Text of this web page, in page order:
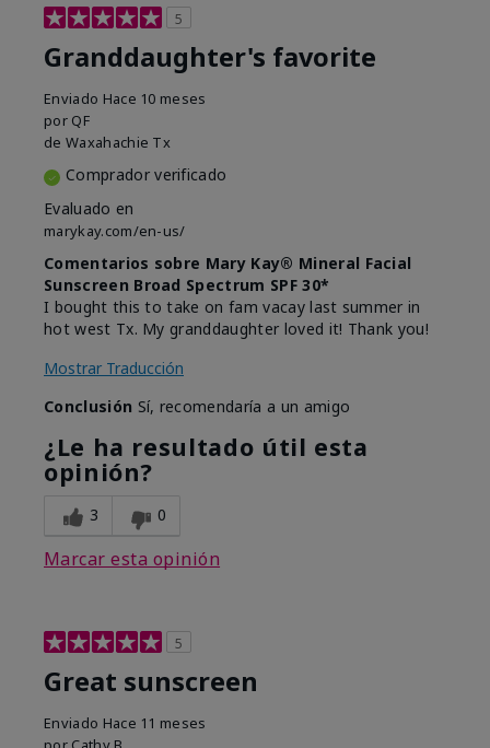
5
Granddaughter's favorite
Enviado Hace 10 meses
por QF
de Waxahachie Tx
Comprador verificado
Evaluado en
marykay.com/en-us/
Comentarios sobre Mary Kay® Mineral Facial
Sunscreen Broad Spectrum SPF 30*
I bought this to take on fam vacay last summer in
hot west Tx. My granddaughter loved it! Thank you!
Mostrar Traducción
Conclusión Sí, recomendaría a un amigo
¿Le ha resultado útil esta
opinión?
3 0
Marcar esta opinión
5
Great sunscreen
Enviado Hace 11 meses